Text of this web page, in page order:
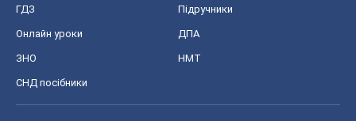
ГДЗ Підручники
Онлайн уроки ДПА
ЗНО НМТ
СНД посібники